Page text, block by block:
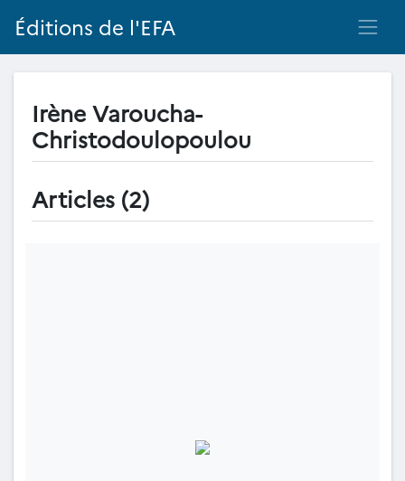
Éditions de l'EFA
Irène Varoucha-
Christodoulopoulou
Articles (2)